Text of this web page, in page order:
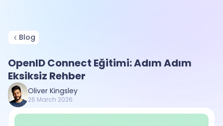
Blog
OpenID Connect Eğitimi: Adım Adım
Eksiksiz Rehber
Oliver Kingsley
26 March 2026